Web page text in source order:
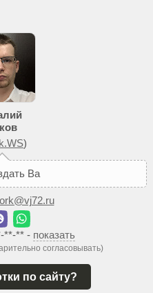
)
дать Вам
**-** - показать
согласовывать)
по сайту?